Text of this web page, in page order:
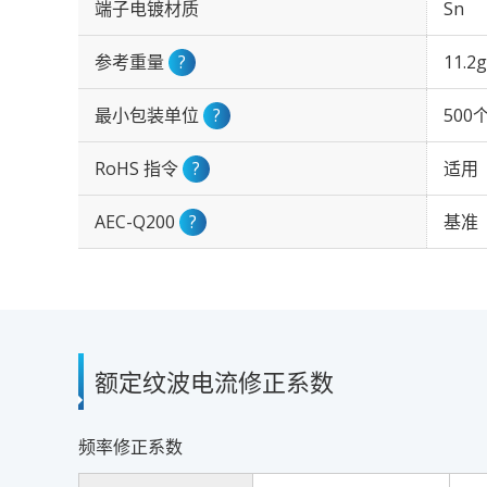
端子电镀材质 Sn
参考重量 ? 11.2g
最小包装单位 ? 500
RoHS 指令 ? 适用
AEC-Q200 ? 基准
额定纹波电流修正系数
频率修正系数